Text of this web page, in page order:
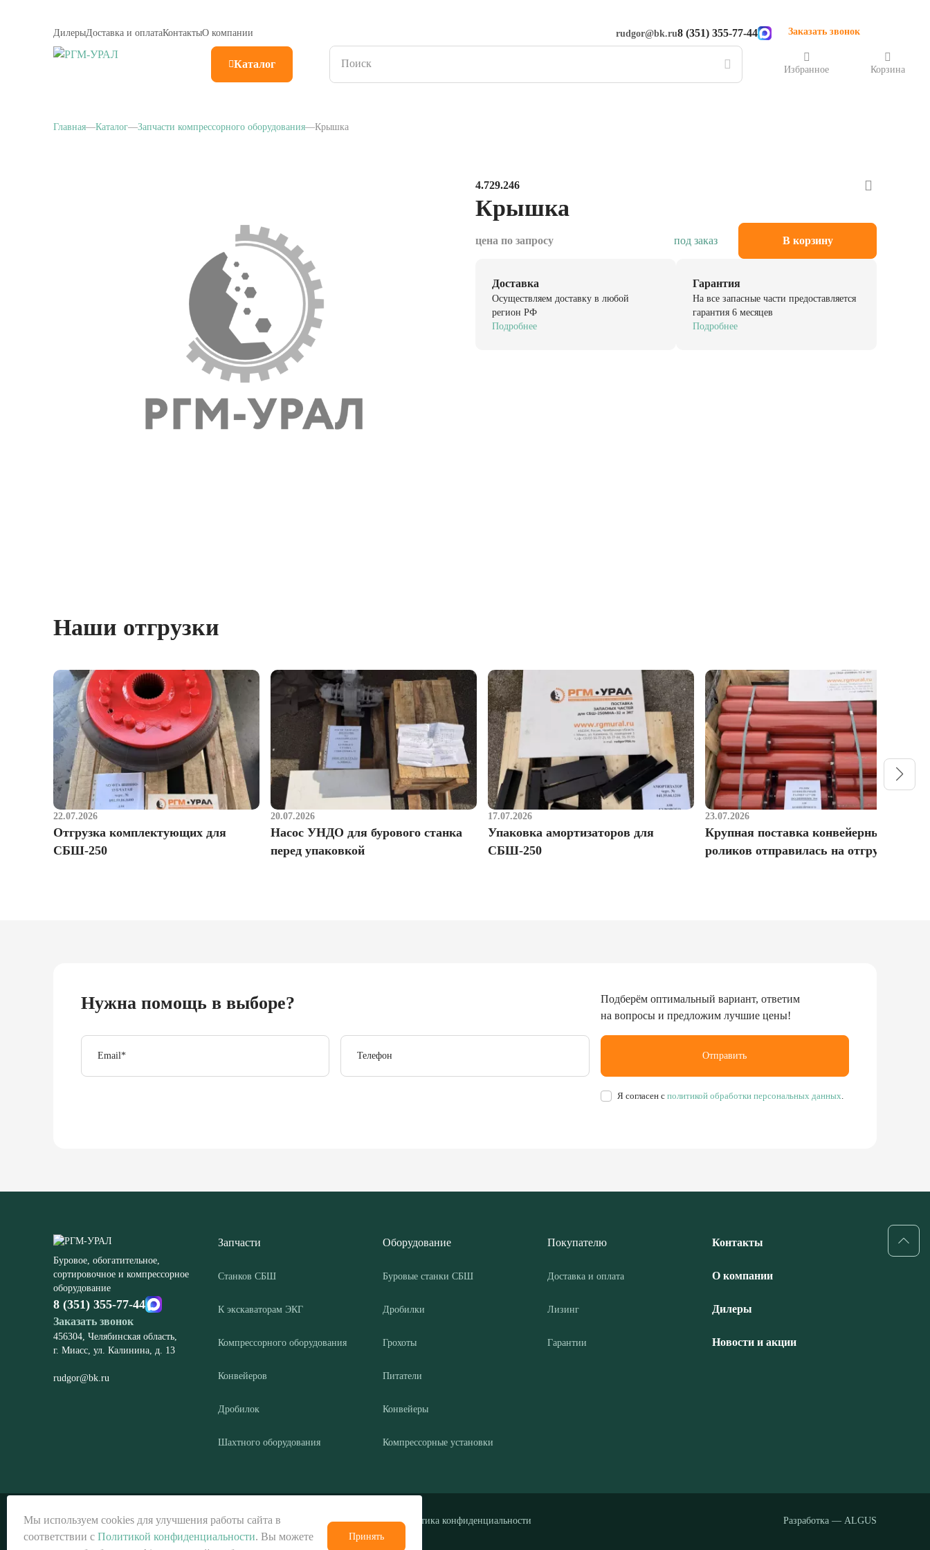
ДилерыДоставка и оплатаКонтактыО компании rudgor@bk.ru8 (351) 355-77-44 Заказать звонок
Каталог Избранное Корзина
Главная Каталог Запчасти компрессорного оборудования Крышка
4.729.246
Крышка
цена по запросу под заказ В корзину
Доставка
Осуществляем доставку в любой
регион РФ
Подробнее
Гарантия
На все запасные части предоставляется
гарантия 6 месяцев
Подробнее
Наши отгрузки
22.07.2026
Отгрузка комплектующих для
СБШ-250
20.07.2026
Насос УНДО для бурового станка
перед упаковкой
17.07.2026
Упаковка амортизаторов для
СБШ-250
23.07.2026
Крупная поставка конвейерных
роликов отправилась на отгрузку
Нужна помощь в выборе?
Email* Телефон
Я согласен сполитикой обработки персональных данных
Отправить
Подберём оптимальный вариант, ответим
на вопросы и предложим лучшие цены!
Буровое, обогатительное,
сортировочное и компрессорное
оборудование
8 (351) 355-77-44
Заказать звонок
456304, Челябинская область,
г. Миасс, ул. Калинина, д. 13
rudgor@bk.ru
Запчасти
Станков СБШ
К экскаваторам ЭКГ
Компрессорного оборудования
Конвейеров
Дробилок
Шахтного оборудования
Оборудование
Буровые станки СБШ
Дробилки
Грохоты
Питатели
Конвейеры
Компрессорные установки
Покупателю
Доставка и оплата
Лизинг
Гарантии
Контакты
О компании
Дилеры
Новости и акции
© ООО «РГМ-УРАЛ», 2026 Политика конфиденциальности Разработка — ALGUS
Мы используем cookies для улучшения работы сайта в
соответствии с Политикой конфиденциальности. Вы можете
Принять